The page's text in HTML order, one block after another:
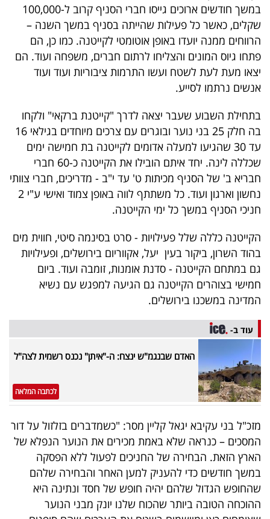
שיתופי
פעולה
דרושים
ניוזלטרים
מייל
אדום
פרסמו
באייס
עקבו
אחרינו:
במשך חודשים ארוכים גייסו חברי הסניף קרוב ל-100,000
שקלים, כאשר כל פעילות שהייתה בסניף במשך השנה –
הרווחים ממנה יועדו באופן אוטומטי לקייטנה. כמו כן, הם
פתחו גיוס המונים והצליחו לרתום חברים, משפחה ועוד. הם
יצאו מעת לעת לשטח ועשו התרמות ציבוריות ועוד ועוד
אנשים נרתמו לסייע.
בתחילת השבוע שעבר יצאה לדרך "קייטנת ברקאי" ולקחו
בה חלק 25 בני נוער ובוגרים עם צרכים מיוחדים בגילאי 16
עד 30 שהגיעו למעלה אדומים לקייטנה בת חמישה ימים
שכללה לינה. יחד איתם הובילו את הקייטנה כ-60 חברי
חבריא ב' של הסניף מכיתות ט' עד י"ב - מדריכים, חברי צוותי
נחשון וארגון ועוד. כל משתתף לווה באופן צמוד ואישי ע"י 2
חניכי הסניף במשך כל ימי הקייטנה.
הקייטנה כללה שלל פעילויות - סרט בסינמה סיטי, חווית מים
בהוד השרון, ביקור בעין יעל, אקווריום בירושלים, ופעילויות
גם במתחם הקייטנה - סדנת אומנות, זומבה ועוד. ביום
חמישי בצוהרים הקייטנה גם הגיעה למפגש עם נשיא
המדינה במשכנו בירושלים.
עוד ב-
האדם שבנגמ"ש ינצח: ה-"איתן" נכנס רשמית לצה"ל
לכתבה המלאה
מזכ"ל בני עקיבא יגאל קליין מסר: "כשמדברים בזלזול על דור
המסכים – כנראה שלא באמת מכירים את הנוער הנפלא של
הארץ הזאת. הבחירה של החניכים לפעול ללא הפסקה
במשך חודשים כדי להעניק למען האחר והבחירה שלהם
שהחופש הגדול שלהם יהיה חופש של חסד ונתינה היא
ההוכחה הטובה ביותר שהכוח שלנו יונק מבני הנוער